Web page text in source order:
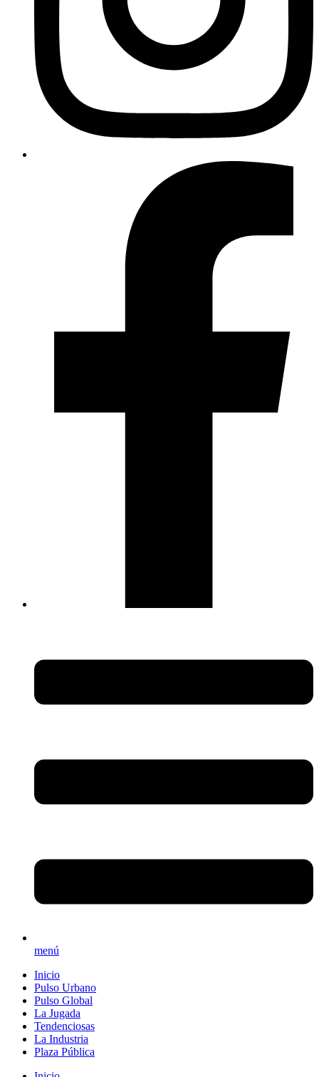
menú
Inicio
Pulso Urbano
Pulso Global
La Jugada
Tendenciosas
La Industria
Plaza Pública